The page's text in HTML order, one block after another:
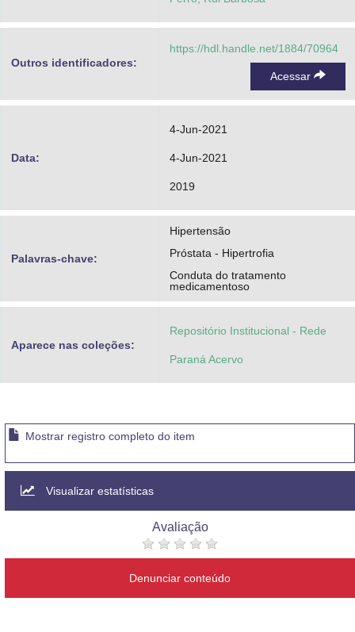
Outros identificadores:
https://hdl.handle.net/1884/70964
Acessar
Data:
4-Jun-2021
4-Jun-2021
2019
Palavras-chave:
Hipertensão
Próstata - Hipertrofia
Conduta do tratamento
medicamentoso
Aparece nas coleções:
Repositório Institucional - Rede
Paraná Acervo
Mostrar registro completo do item
Visualizar estatísticas
Avaliação
Denunciar conteúdo